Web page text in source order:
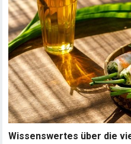
Wissenswertes über die